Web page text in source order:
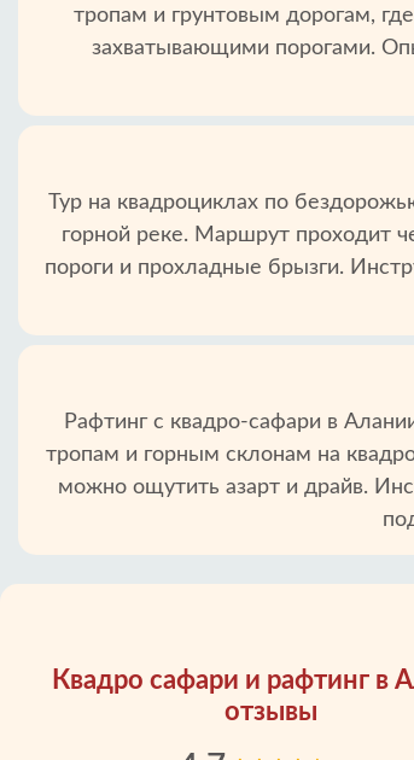
тропам и грунтовым дорогам,
захватывающими порогами.
Тур на квадроциклах по
горной реке. Маршрут проходит
пороги и прохладные брызги.
Рафтинг с квадро-сафари в
тропам и горным склонам на
можно ощутить азарт и драйв.
Квадро сафари и рафтинг в
отзывы